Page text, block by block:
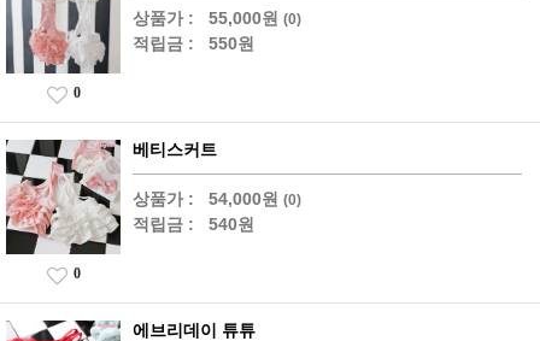
상품가 : 55,000원 (0)
적립금 : 550원
0
베티스커트
상품가 : 54,000원 (0)
적립금 : 540원
0
에브리데이 튜튜